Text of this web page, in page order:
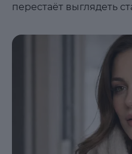
перестаёт выглядеть